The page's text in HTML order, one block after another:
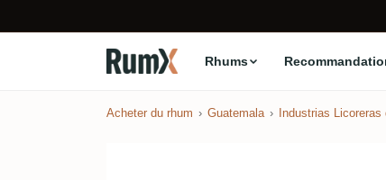
Rhums
Acheter du rhum Guatemala Industrias